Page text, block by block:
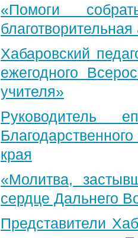
«Помоги
Хабаровский
ежегодного
учителя»
Руководитель
края
«Молитва,
сердце Дальнего
Представители